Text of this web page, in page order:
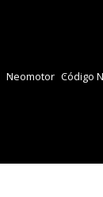
Neomotor Código